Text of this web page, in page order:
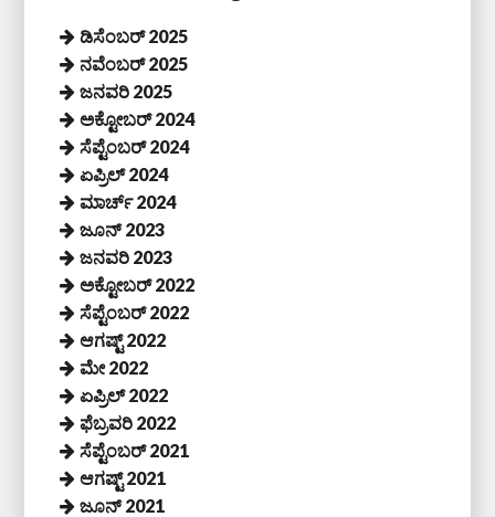
ಡಿಸೆಂಬರ್ 2025
ನವೆಂಬರ್ 2025
ಜನವರಿ 2025
ಅಕ್ಟೋಬರ್ 2024
ಸೆಪ್ಟೆಂಬರ್ 2024
ಏಪ್ರಿಲ್ 2024
ಮಾರ್ಚ್ 2024
ಜೂನ್ 2023
ಜನವರಿ 2023
ಅಕ್ಟೋಬರ್ 2022
ಸೆಪ್ಟೆಂಬರ್ 2022
ಆಗಷ್ಟ್ 2022
ಮೇ 2022
ಏಪ್ರಿಲ್ 2022
ಫೆಬ್ರವರಿ 2022
ಸೆಪ್ಟೆಂಬರ್ 2021
ಆಗಷ್ಟ್ 2021
ಜೂನ್ 2021